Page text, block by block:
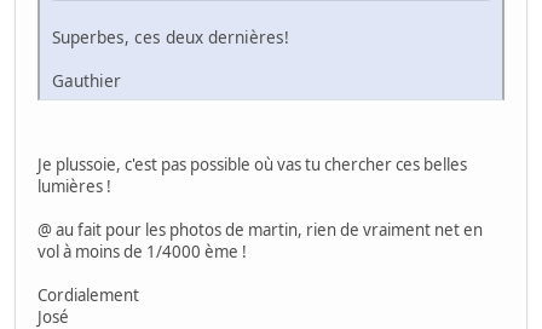
Superbes, ces deux dernières!
Gauthier
Je plussoie, c'est pas possible où vas tu chercher ces belles
lumières !
@ au fait pour les photos de martin, rien de vraiment net en
vol à moins de 1/4000 ème !
Cordialement
José